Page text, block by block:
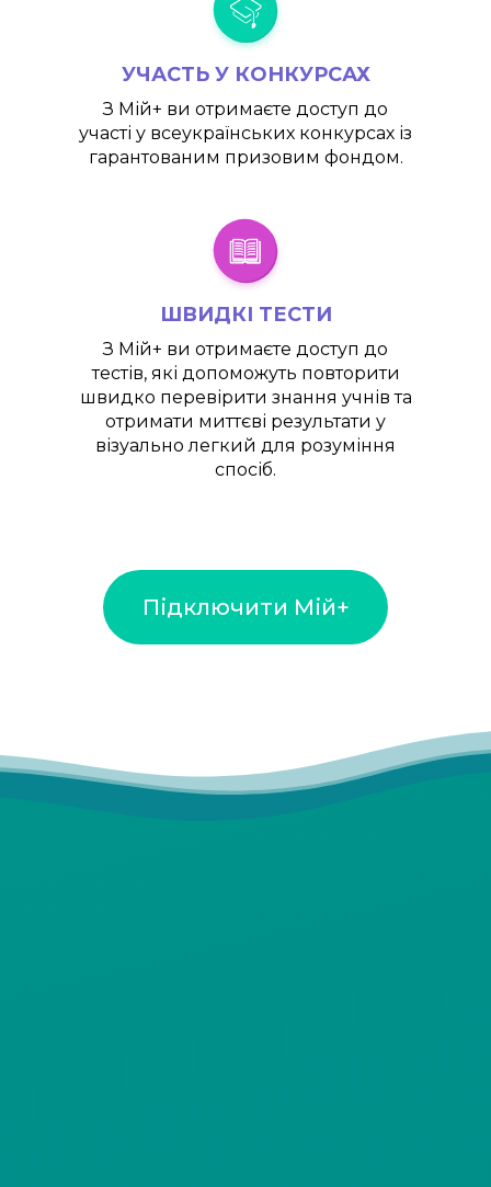
УЧАСТЬ У КОНКУРСАХ
З Мій+ ви отримаєте доступ до
участі у всеукраїнських конкурсах із
гарантованим призовим фондом.
ШВИДКІ ТЕСТИ
З Мій+ ви отримаєте доступ до
тестів, які допоможуть повторити
швидко перевірити знання учнів та
отримати миттєві результати у
візуально легкий для розуміння
спосіб.
Підключити Мій+